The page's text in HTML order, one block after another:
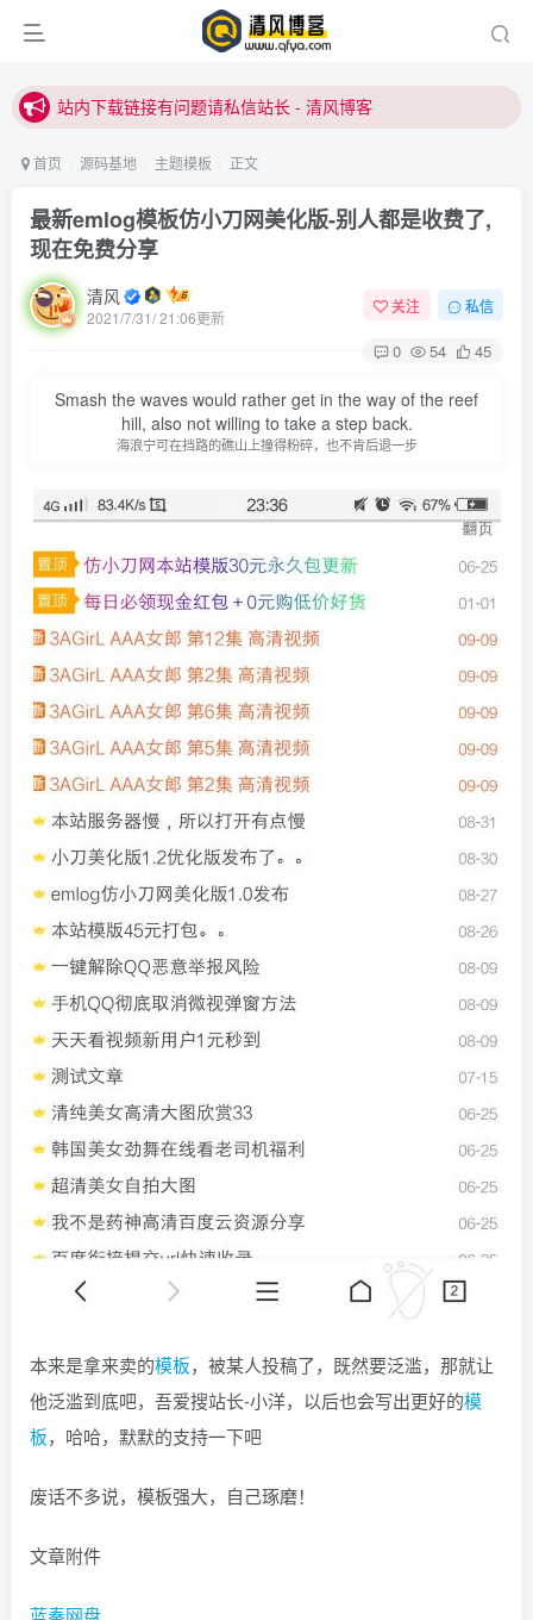
站内下载链接有问题请私信站长 - 清风博客
站内下载链接有问题请私信站长 - 清风博客
首页 源码基地 主题模板 正文
最新emlog模板仿小刀网美化版-别人都是收费了,
现在免费分享
清风
2021/7/31/ 21:06更新
关注 私信
0 54 45
Smash the waves would rather get in the way of the reef
hill, also not willing to take a step back.
海浪宁可在挡路的礁山上撞得粉碎，也不肯后退一步
本来是拿来卖的模板，被某人投稿了，既然要泛滥，那就让
他泛滥到底吧，吾爱搜站长-小洋，以后也会写出更好的模
板，哈哈，默默的支持一下吧
废话不多说，模板强大，自己琢磨！
文章附件
没有账号？立即注册
记住登录 找回密码|
登录
社交账号登录
QQ登录
百度登录
使用社交账号登录即表示同意